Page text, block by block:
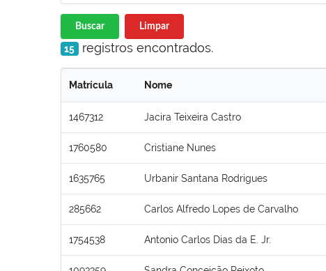
Buscar Limpar
15 registros encontrados.
Matrícula Nome
1467312 Jacira Teixeira Castro
1760580 Cristiane Nunes
1635765 Urbanir Santana Rodrigues
285662 Carlos Alfredo Lopes de Carvalho
1754538 Antonio Carlos Dias da E. Jr.